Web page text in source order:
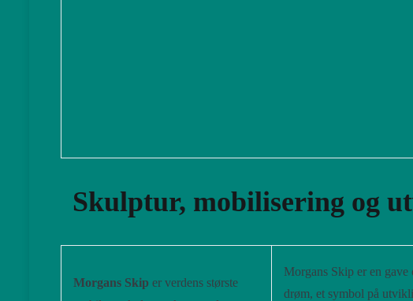
Skulptur, mobilisering og
Morgans Skip er verdens største
Morgans Skip er en gave
drøm, et symbol på